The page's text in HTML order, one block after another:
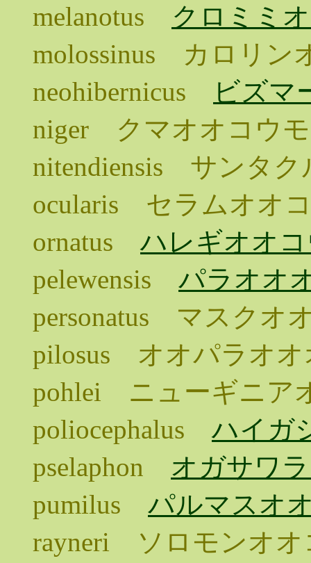
melanotus クロミミ
molossinus カロリン
neohibernicus
ビズマ
niger クマオオコウ
nitendiensis サンタク
ocularis セラムオオ
ornatusハレギオオ
pelewensis パラオオ
personatus マスクオ
pilosus オオパラオオ
pohlei ニューギニア
poliocephalusハイガ
pselaphon オガサワ
pumilus パルマスオ
rayneri ソロモンオオ